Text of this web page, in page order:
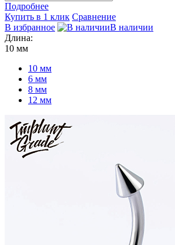
Подробнее
Купить в 1 клик Сравнение
В избранное
В наличии
Длина:
10 мм
10 мм
6 мм
8 мм
12 мм